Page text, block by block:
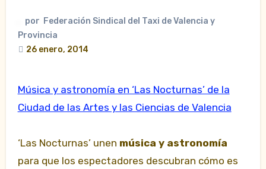
por Federación Sindical del Taxi de Valencia y
Provincia
26 enero, 2014
Música y astronomía en ‘Las Nocturnas’ de la
Ciudad de las Artes y las Ciencias de Valencia
‘Las Nocturnas’ unen música y astronomía
para que los espectadores descubran cómo es